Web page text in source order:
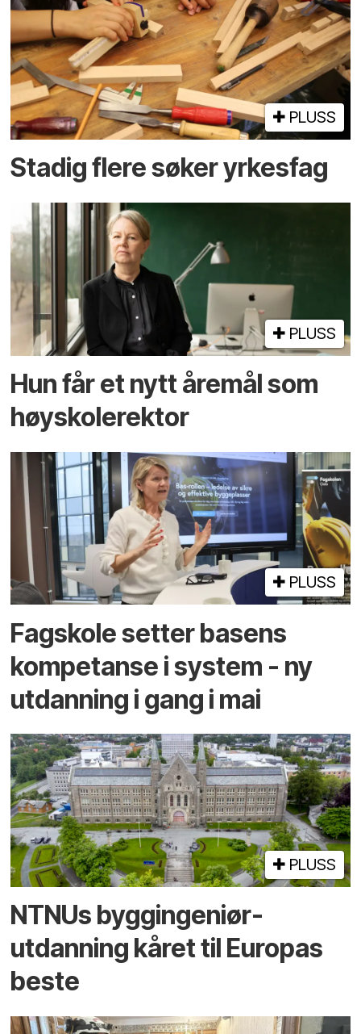
PLUSS
Stadig flere søker yrkesfag
PLUSS
Hun får et nytt åremål som
høyskolerektor
PLUSS
Fagskole setter basens
kompetanse i system - ny
utdanning i gang i mai
PLUSS
NTNUs byggingeniør­
utdanning kåret til Europas
beste